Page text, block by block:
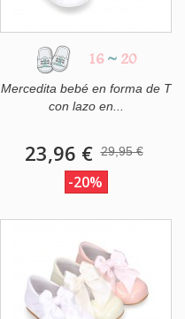
16 ~ 20
Mercedita bebé en forma de T
con lazo en...
23,96 € 29,95 €
-20%